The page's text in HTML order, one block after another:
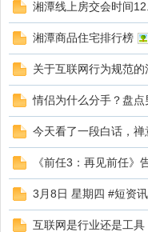
湘潭线上房交会时间
湘潭商品住宅排行榜
关于互联网行为规范的
情侣为什么分手？盘点
今天看了一段白话，禅
《前任3：再见前任》
3月8日 星期四 #短资
互联网是行业还是工具